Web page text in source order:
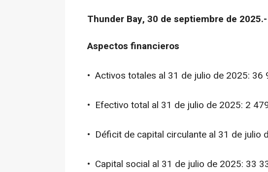
Thunder Bay, 30 de septiembre de 2025.-
Aspectos financieros
• Activos totales al 31 de julio de 2025: 36
• Efectivo total al 31 de julio de 2025: 2
• Déficit de capital circulante al 31 de julio
• Capital social al 31 de julio de 2025: 33